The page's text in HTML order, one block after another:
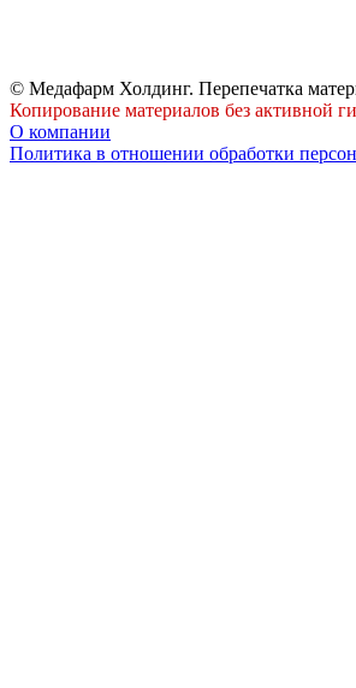
© Медафарм Холдинг. Перепечатка
Копирование материалов без активной
О компании
Политика в отношении обработки